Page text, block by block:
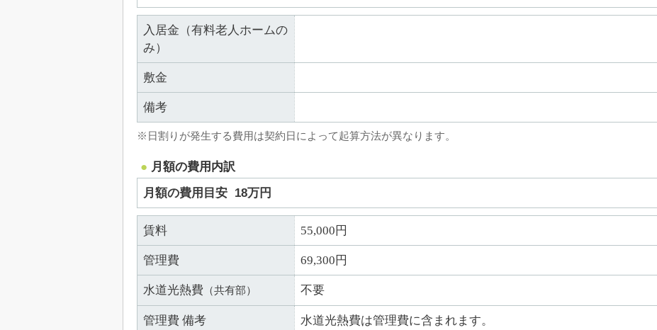
入居金（有料老人ホームの
み）
敷金
備考
※日割りが発生する費用は契約日によって起算方法が異なります。
月額の費用内訳
月額の費用目安 18万円
賃料 55,000円
管理費 69,300円
水道光熱費 （共有部） 不要
管理費 備考
水道光熱費は管理費に含まれます。